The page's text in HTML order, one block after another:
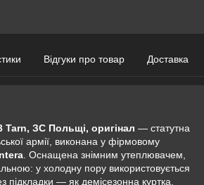
Відгуки про товар Доставка
Tarn, ЗС Польщі, оригінал — статутна
армії, виконана у фірмовому
. Оснащена знімним утеплювачем,
у холодну пору використовується
підкладки — як демісезонна куртка.